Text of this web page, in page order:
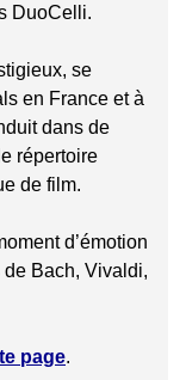
DuoCelli.
se
en France et à
dans de
répertoire
de film.
d’émotion
Bach, Vivaldi,
page.